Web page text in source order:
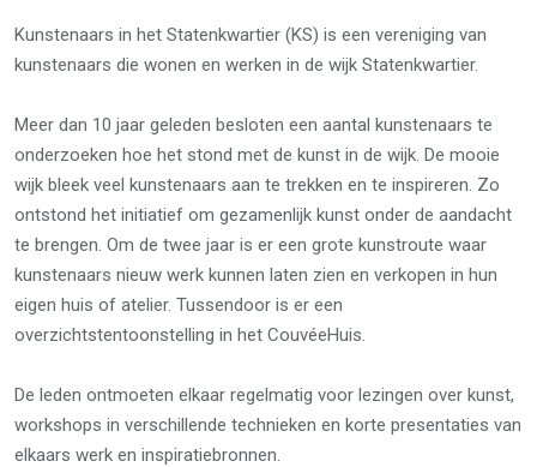
Kunstenaars in het Statenkwartier (KS) is een vereniging van
kunstenaars die wonen en werken in de wijk Statenkwartier.
Meer dan 10 jaar geleden besloten een aantal kunstenaars te
onderzoeken hoe het stond met de kunst in de wijk. De mooie
wijk bleek veel kunstenaars aan te trekken en te inspireren. Zo
ontstond het initiatief om gezamenlijk kunst onder de aandacht
te brengen. Om de twee jaar is er een grote kunstroute waar
kunstenaars nieuw werk kunnen laten zien en verkopen in hun
eigen huis of atelier. Tussendoor is er een
overzichtstentoonstelling in het CouvéeHuis.
De leden ontmoeten elkaar regelmatig voor lezingen over kunst,
workshops in verschillende technieken en korte presentaties van
elkaars werk en inspiratiebronnen.